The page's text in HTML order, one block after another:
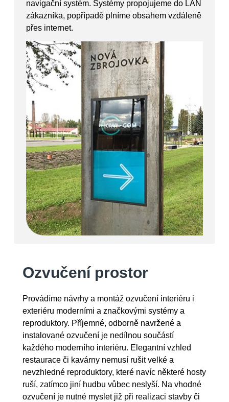
navigační systém. Systémy propojujeme do LAN
zákazníka, popřípadě plníme obsahem vzdáleně
přes internet.
Ozvučení prostor
Provádíme návrhy a montáž ozvučení interiéru i
exteriéru moderními a značkovými systémy a
reproduktory. Příjemné, odborně navržené a
instalované ozvučení je nedílnou součástí
každého moderního interiéru. Elegantní vzhled
restaurace či kavárny nemusí rušit velké a
nevzhledné reproduktory, které navíc některé hosty
ruší, zatímco jiní hudbu vůbec neslyší. Na vhodné
ozvučení je nutné myslet již při realizaci stavby či